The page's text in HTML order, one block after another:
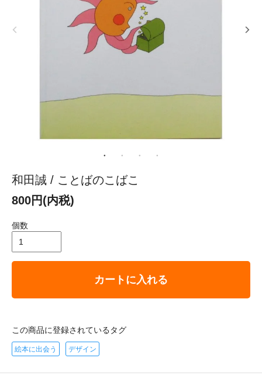
和田誠 / ことばのこばこ
800円(内税)
個数
カートに入れる
この商品に登録されているタグ
絵本に出会う デザイン